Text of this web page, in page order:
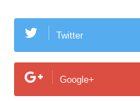
Twitter
Google+